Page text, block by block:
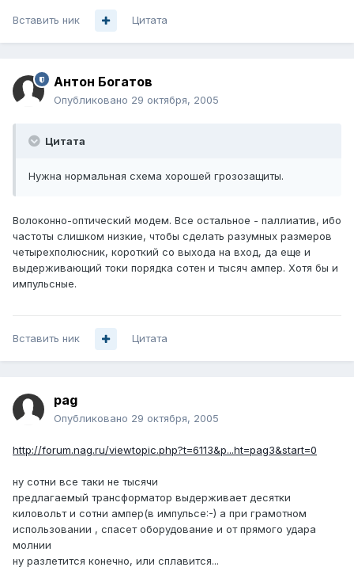
Вставить ник Цитата
Антон Богатов
Опубликовано 29 октября, 2005
Цитата
Нужна нормальная схема хорошей грозозащиты.
Волоконно-оптический модем. Все остальное - паллиатив, ибо
частоты слишком низкие, чтобы сделать разумных размеров
четырехполюсник, короткий со выхода на вход, да еще и
выдерживающий токи порядка сотен и тысяч ампер. Хотя бы и
импульсные.
Вставить ник Цитата
pag
Опубликовано 29 октября, 2005
http://forum.nag.ru/viewtopic.php?t=6113&p...ht=pag3&start=0
ну сотни все таки не тысячи
предлагаемый трансформатор выдерживает десятки
киловольт и сотни ампер(в импульсе:-) а при грамотном
использовании , спасет оборудование и от прямого удара
молнии
ну разлетится конечно, или сплавится...